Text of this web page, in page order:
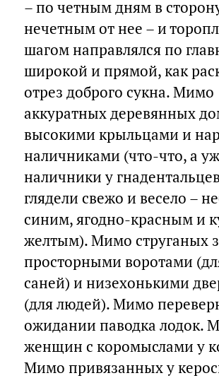
– по четным дням в
нечетным от нее – и
шагом направлялся по
широкой и прямой, как
отрез доброго сукна. Мимо
аккуратных деревянных
высокими крыльцами и
наличниками (что-что, а уж
наличники у
глядели свежо и весело –
синим, ягодно-красным и
желтым). Мимо струганых
просторными воротами
саней) и низехонькими
(для людей). Мимо
ожидании паводка лодок.
женщин с коромыслами у
Мимо привязанных у